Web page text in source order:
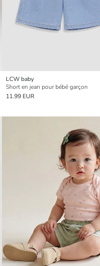
LCW baby
Short en jean pour bébé garçon
11.99 EUR